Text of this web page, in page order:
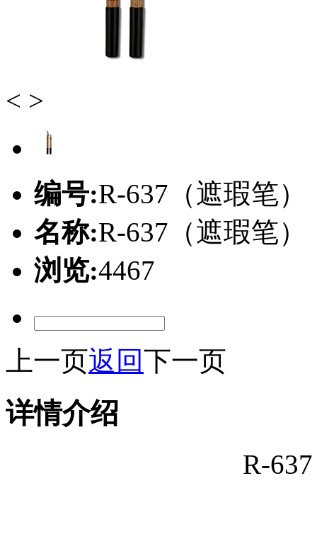
< >
编号:R-637（遮瑕笔）
名称:R-637（遮瑕笔）
浏览:4467
上一页返回下一页
详情介绍
R-